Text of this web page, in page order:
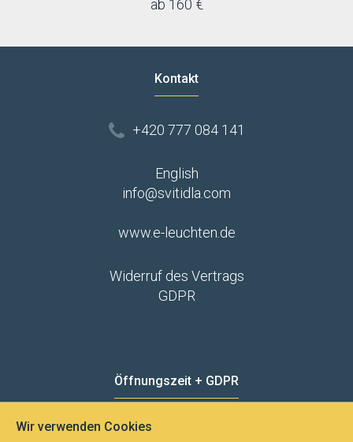
ab 160 €
Kontakt
+420 777 084 141
English
info@svitidla.com
www.e-leuchten.de
Widerruf des Vertrags
GDPR
Öffnungszeit + GDPR
MO - FR 8:00 - 12:00
Wir verwenden Cookies